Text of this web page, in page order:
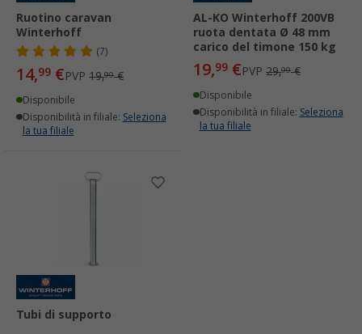
Ruotino caravan
Winterhoff
(7)
14,99 €PVP 19,99€
Disponibile
Disponibilità in filiale: Seleziona
la tua filiale
AL-KO Winterhoff 200VB
ruota dentata Ø 48 mm
carico del timone 150 kg
19,99 €PVP 29,99€
Disponibile
Disponibilità in filiale: Seleziona
la tua filiale
Tubi di supporto